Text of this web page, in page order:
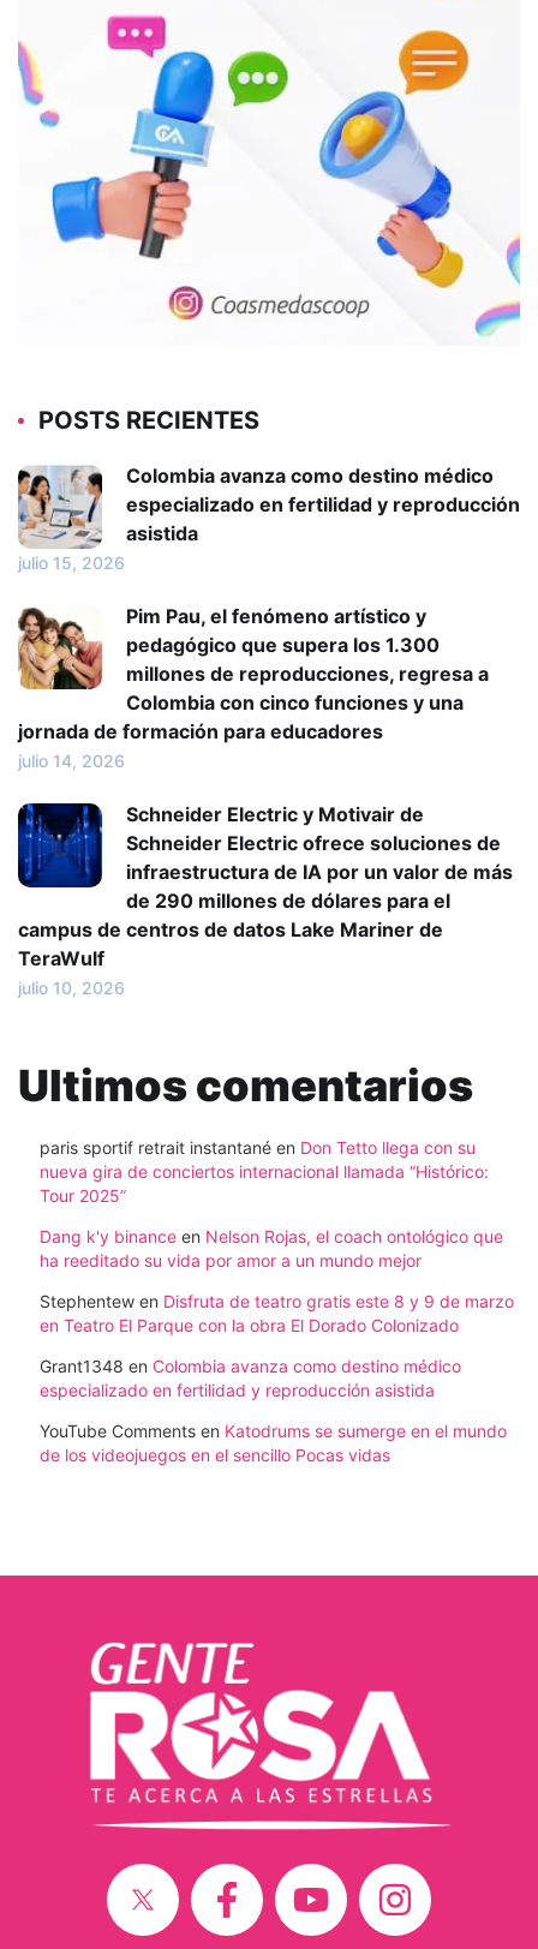
POSTS RECIENTES
Colombia avanza como destino médico
especializado en fertilidad y reproducción
asistida
julio 15, 2026
Pim Pau, el fenómeno artístico y
pedagógico que supera los 1.300
millones de reproducciones, regresa a
Colombia con cinco funciones y una
jornada de formación para educadores
julio 14, 2026
Schneider Electric y Motivair de
Schneider Electric ofrece soluciones de
infraestructura de IA por un valor de más
de 290 millones de dólares para el
campus de centros de datos Lake Mariner de
TeraWulf
julio 10, 2026
Ultimos comentarios
paris sportif retrait instantané en Don Tetto llega con su
nueva gira de conciertos internacional llamada “Histórico:
Tour 2025”
Dang k'y binance en Nelson Rojas, el coach ontológico que
ha reeditado su vida por amor a un mundo mejor
Stephentew en Disfruta de teatro gratis este 8 y 9 de marzo
en Teatro El Parque con la obra El Dorado Colonizado
Grant1348 en Colombia avanza como destino médico
especializado en fertilidad y reproducción asistida
YouTube Comments en Katodrums se sumerge en el mundo
de los videojuegos en el sencillo Pocas vidas